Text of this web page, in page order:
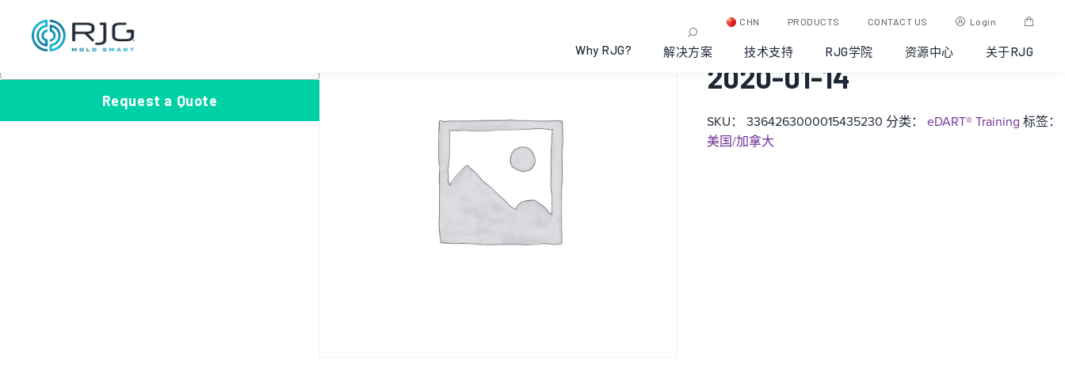
容
CHN PRODUCTS CONTACT US Login
Why RJG? 解决方案 技术支持 RJG学院 资源中心 关于RJG
r
Product Categories
择
Request a Quote
eDART® Training:
Gibsonville, North Carolina,
2020-01-14
SKU：3364263000015435230 分类：eDART® Training 标签：
美国/加拿大